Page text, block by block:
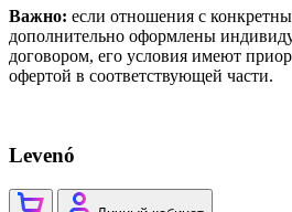
Важно: если отношения с
дополнительно оформлены
договором, его условия имеют
офертой в соответствующей части.
Levenó